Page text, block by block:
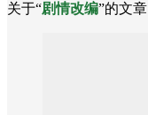
关于“剧情改编”的文章